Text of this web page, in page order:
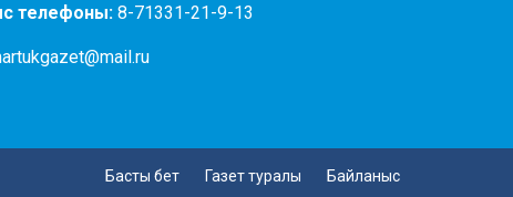
телефоны: 8-71331-21-9-13
Басты бет Газет туралы Байланыс